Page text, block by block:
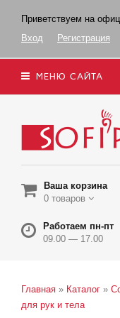
Приветствуем на
Вход
Регистрация
МЕНЮ САЙТА
Ваша корзина
0 товаров
Работаем пн-пт
09.00 — 17.00
Главная » Каталог »
для рук и тела